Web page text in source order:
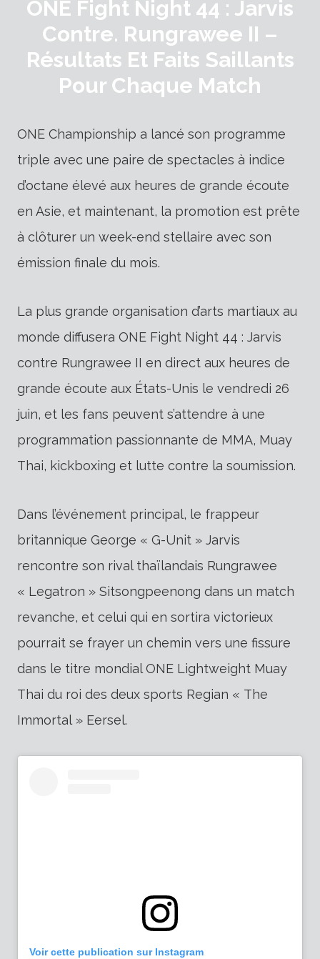
ONE Fight Night 44 : Jarvis
Contre. Rungrawee II –
Résultats Et Faits Saillants
Pour Chaque Match
ONE Championship a lancé son programme
triple avec une paire de spectacles à indice
d’octane élevé aux heures de grande écoute
en Asie, et maintenant, la promotion est prête
à clôturer un week-end stellaire avec son
émission finale du mois.
La plus grande organisation d’arts martiaux au
monde diffusera ONE Fight Night 44 : Jarvis
contre Rungrawee II en direct aux heures de
grande écoute aux États-Unis le vendredi 26
juin, et les fans peuvent s’attendre à une
programmation passionnante de MMA, Muay
Thai, kickboxing et lutte contre la soumission.
Dans l’événement principal, le frappeur
britannique George « G-Unit » Jarvis
rencontre son rival thaïlandais Rungrawee
« Legatron » Sitsongpeenong dans un match
revanche, et celui qui en sortira victorieux
pourrait se frayer un chemin vers une fissure
dans le titre mondial ONE Lightweight Muay
Thai du roi des deux sports Regian « The
Immortal » Eersel.
Voir cette publication sur Instagram